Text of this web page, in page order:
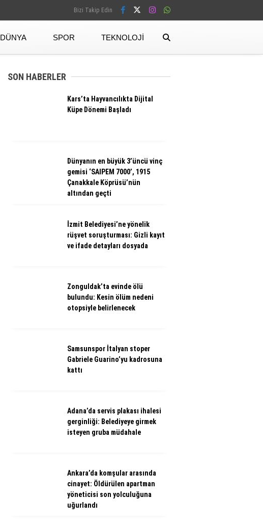
Bizi Takip Edin
DÜNYA SPOR TEKNOLOJI
SON HABERLER
Kars’ta Hayvancılıkta Dijital
Küpe Dönemi Başladı
Dünyanın en büyük 3’üncü vinç
gemisi ‘SAIPEM 7000’, 1915
Çanakkale Köprüsü’nün
altından geçti
İzmit Belediyesi’ne yönelik
rüşvet soruşturması: Gizli kayıt
ve ifade detayları dosyada
Zonguldak’ta evinde ölü
bulundu: Kesin ölüm nedeni
otopsiyle belirlenecek
Samsunspor İtalyan stoper
Gabriele Guarino’yu kadrosuna
kattı
Adana’da servis plakası ihalesi
gerginliği: Belediyeye girmek
isteyen gruba müdahale
Ankara’da komşular arasında
cinayet: Öldürülen apartman
yöneticisi son yolculuğuna
uğurlandı